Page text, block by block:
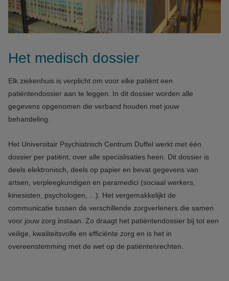
Het medisch dossier
Elk ziekenhuis is verplicht om voor elke patiënt een
patiëntendossier aan te leggen. In dit dossier worden alle
gegevens opgenomen die verband houden met jouw
behandeling.
Het Universitair Psychiatrisch Centrum Duffel werkt met één
dossier per patiënt, over alle specialisaties heen. Dit dossier is
deels elektronisch, deels op papier en bevat gegevens van
artsen, verpleegkundigen en paramedici (sociaal werkers,
kinesisten, psychologen, ...). Het vergemakkelijkt de
communicatie tussen de verschillende zorgverleners die samen
voor jouw zorg instaan. Zo draagt het patiëntendossier bij tot een
veilige, kwaliteitsvolle en efficiënte zorg en is het in
overeenstemming met de wet op de patiëntenrechten.